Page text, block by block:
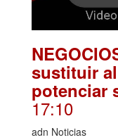
sustituir
potenciar
17:10
adn Noticias